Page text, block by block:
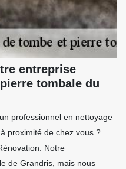
entreprise
tombale du
professionnel en nettoyage
proximité de chez vous ?
Notre
de Grandris, mais nous